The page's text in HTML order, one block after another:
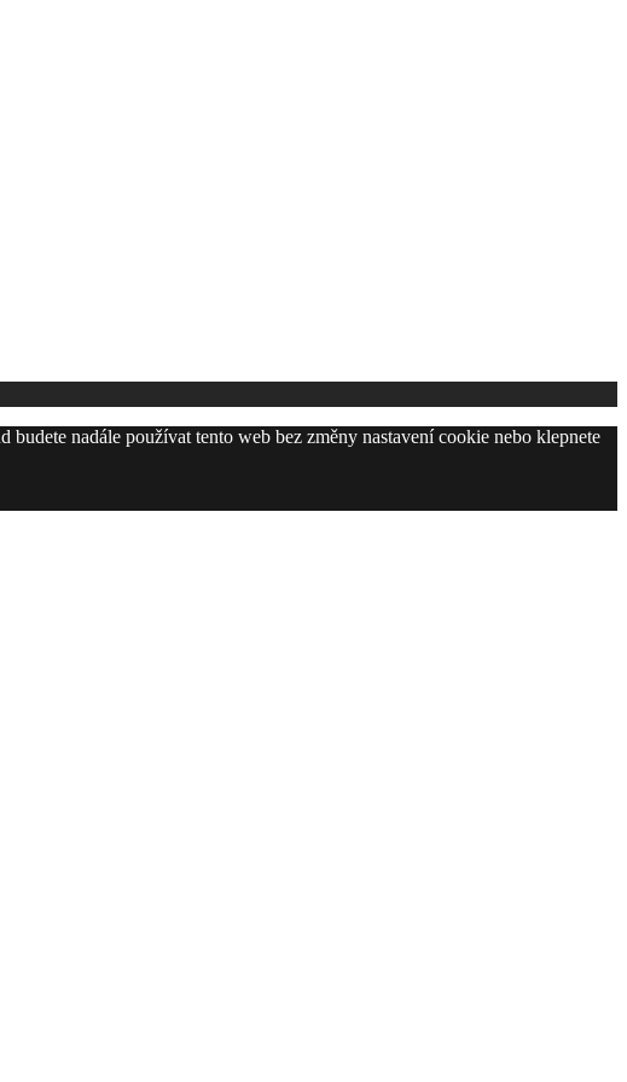
nadále používat tento web bez změny nastavení cookie nebo klepnete